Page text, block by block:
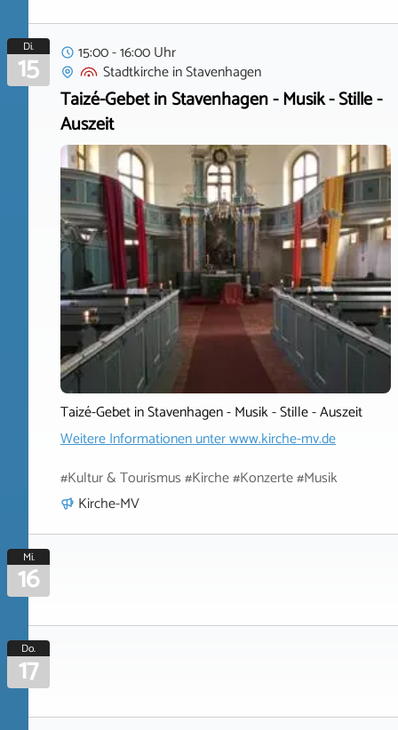
Di.
15
15:00 - 16:00 Uhr
StadtkircheinStavenhagen
Taizé-Gebet in Stavenhagen - Musik - Stille -
Auszeit
Taizé-Gebet in Stavenhagen - Musik - Stille - Auszeit
Weitere Informationen unterwww.kirche-mv.de
#Kultur & Tourismus #Kirche #Konzerte #Musik
Kirche-MV
Mi.
16
Do.
17